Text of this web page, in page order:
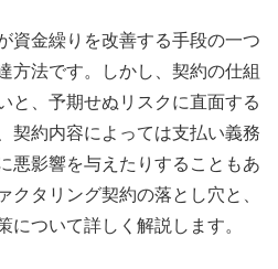
資金繰りを改善する手段の一つ
方法です。しかし、契約の仕組
と、予期せぬリスクに直面する
契約内容によっては支払い義務
悪影響を与えたりすることもあ
クタリング契約の落とし穴と、
について詳しく解説します。